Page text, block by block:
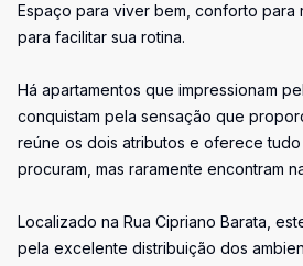
Espaço para viver bem, conforto
para facilitar sua rotina.
Há apartamentos que impressionam
conquistam pela sensação que
reúne os dois atributos e oferece tudo
procuram, mas raramente encontram
Localizado na Rua Cipriano Barata,
pela excelente distribuição dos